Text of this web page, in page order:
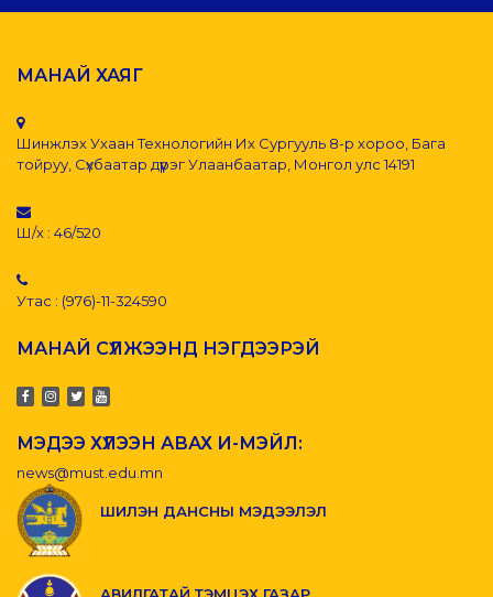
МАНАЙ ХАЯГ
Шинжлэх Ухаан Технологийн Их Сургууль 8-р хороо, Бага
тойруу, Сүхбаатар дүүрэг Улаанбаатар, Монгол улс 14191
Ш/х : 46/520
Утас : (976)-11-324590
МАНАЙ СҮЛЖЭЭНД НЭГДЭЭРЭЙ
МЭДЭЭ ХҮЛЭЭН АВАХ И-МЭЙЛ:
news@must.edu.mn
ШИЛЭН ДАНСНЫ МЭДЭЭЛЭЛ
АВИЛГАТАЙ ТЭМЦЭХ ГАЗАР